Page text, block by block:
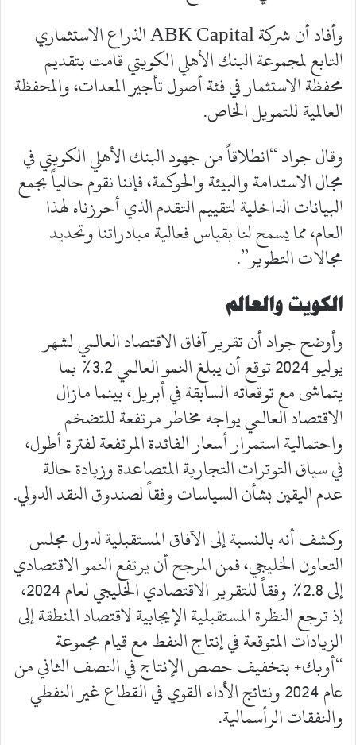
وأفاد أن شركة ABK Capital الذراع الاستثماري
التابع لمجموعة البنك الأهلي الكويتي قامت بتقديم
محفظة الاستثمار في فئة أصول تأجير المعدات، والمحفظة
العالمية للتمويل الخاص.
وقال جواد “انطلاقاً من جهود البنك الأهلي الكويتي في
مجال الاستدامة والبيئة والحوكمة، فإننا نقوم حالياً بجمع
البيانات الداخلية لتقييم التقدم الذي أحرزناه لهذا
العام، مما يسمح لنا بقياس فعالية مبادراتنا وتحديد
مجالات التطوير”.
الكويت والعالم
وأوضح جواد أن تقرير آفاق الاقتصاد العالمي لشهر
يوليو 2024 توقع أن يبلغ النمو العالمي 3.2% بما
يتماشى مع توقعاته السابقة في أبريل، بينما مازال
الاقتصاد العالمي يواجه مخاطر مرتفعة للتضخم
واحتمالية استمرار أسعار الفائدة المرتفعة لفترة أطول،
في سياق التوترات التجارية المتصاعدة وزيادة حالة
عدم اليقين بشأن السياسات وفقاً لصندوق النقد الدولي.
وكشف أنه بالنسبة إلى الآفاق المستقبلية لدول مجلس
التعاون الخليجي، فمن المرجح أن يرتفع النمو الاقتصادي
إلى 2.8% وفقاً للتقرير الاقتصادي الخليجي لعام 2024،
إذ ترجع النظرة المستقبلية الإيجابية لاقتصاد المنطقة إلى
الزيادات المتوقعة في إنتاج النفط مع قيام مجموعة
“أوبك+ بتخفيف حصص الإنتاج في النصف الثاني من
عام 2024 ونتائج الأداء القوي في القطاع غير النفطي
والنفقات الرأسمالية.